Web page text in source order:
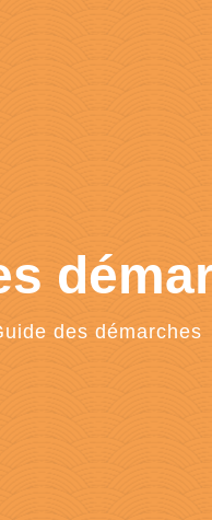
des démarches